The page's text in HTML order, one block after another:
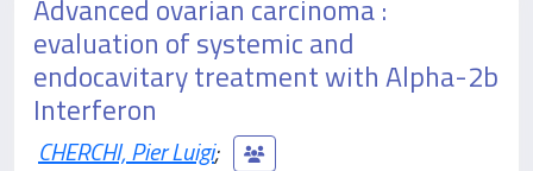
Advanced ovarian carcinoma :
evaluation of systemic and
endocavitary treatment with Alpha-2b
Interferon
CHERCHI, Pier Luigi;